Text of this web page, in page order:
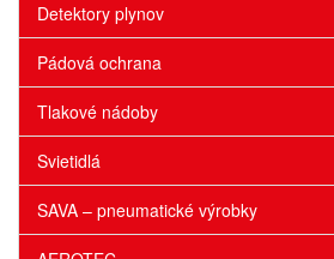
Detektory plynov
Pádová ochrana
Tlakové nádoby
Svietidlá
SAVA – pneumatické výrobky